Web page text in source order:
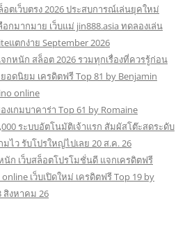
ตเว็บตรง 2026 ประสบการณ์เล่นยุคใหม่
กมากมาย เว็บแม่ jin888.asia ทดลองเล่น
แตกง่าย September 2026
กหนัก สล็อต 2026 รวมทุกเรื่องที่ควรรู้ก่อน
อดนิยม เครดิตฟรี Top 81 by Benjamin
online
เกมบาคาร่า Top 61 by Romaine
ระบบอัตโนมัติเจ้าแรก สัมผัสโต๊ะสดระดับ
มไว รับโปรใหญ่ไปเลย 20 ส.ค. 26
นัก เว็บสล็อตโปรโมชั่นดี แจกเครดิตฟรี
เว็บเปิดใหม่ เครดิตฟรี Top 19 by
สิงหาคม 26